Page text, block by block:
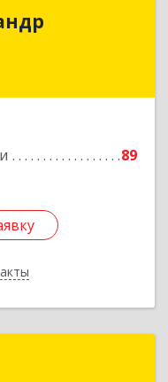
89
Александр
Подробнее